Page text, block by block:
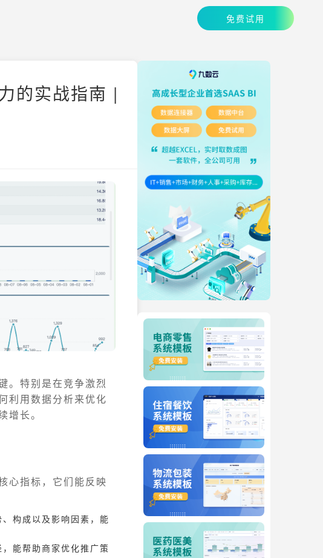
免费试用
的实战指南 |
。特别是在竞争激烈
利用数据分析来优化
长。
心指标，它们能反映
构成以及影响因素，能
能帮助商家优化推广策